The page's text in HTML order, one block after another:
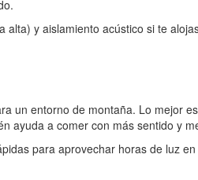
y aislamiento acústico si te
un entorno de montaña. Lo mejor
ayuda a comer con más sentido y
para aprovechar horas de luz